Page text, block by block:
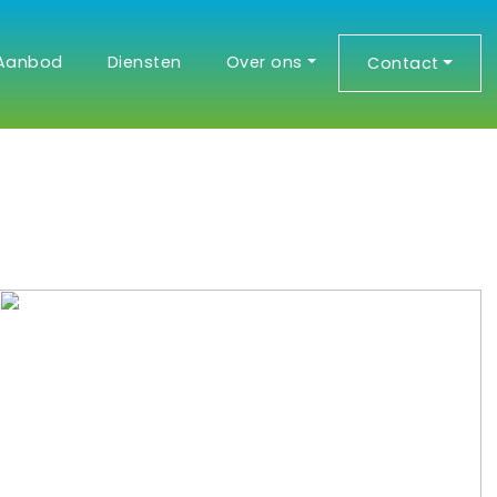
Diensten Over ons Contact